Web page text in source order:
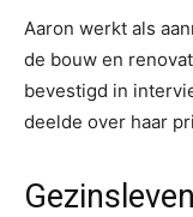
Aaron werkt als
de bouw en
bevestigd in
deelde over haar